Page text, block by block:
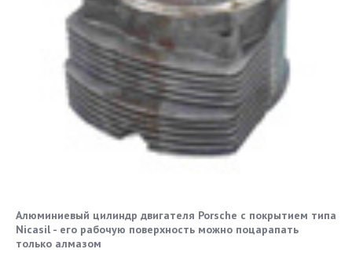
Алюминиевый цилиндр двигателя Porsche с покрытием типа
Nicasil - его рабочую поверхность можно поцарапать
только алмазом